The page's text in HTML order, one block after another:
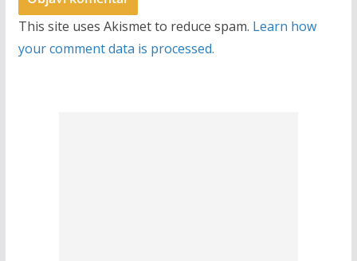
This site uses Akismet to reduce spam. Learn how
your comment data is processed.